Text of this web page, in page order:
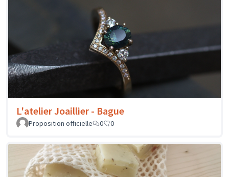
L'atelier Joaillier - Bague
Proposition officielle 0 0